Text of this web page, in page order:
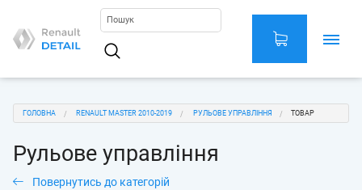
основного
Main
navigation
You
are
here
ГОЛОВНА RENAULT MASTER 2010-2019 РУЛЬОВЕ УПРАВЛІННЯ ТОВАР
Рульове управління
Повернутись до категорій